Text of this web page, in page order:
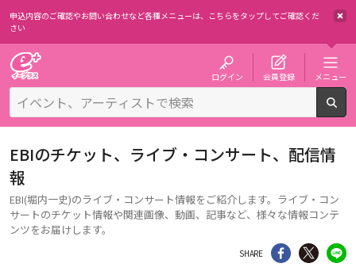
申込内容のご確認やお問い合わせなど各種メニューは、 こちらをタップしてご確認くだ
さい
ログイン 会員登録 メニュー
EBIのチケット、ライブ・コンサート、配信情
報
EBI(堀内一史)のライブ・コンサート情報をご紹介します。ライブ・コン
サートのチケット情報や関連画像、動画、記事など、様々な情報コンテ
ンツをお届けします。
SHARE シェア Twitter